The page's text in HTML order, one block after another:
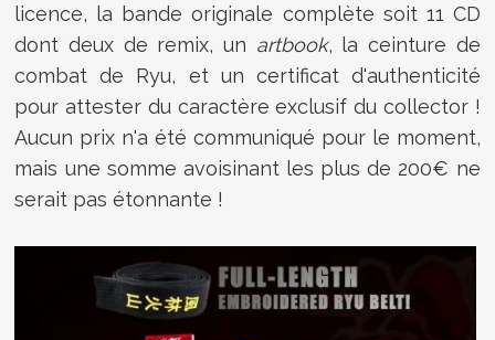
licence, la bande originale complète soit 11 CD
dont deux de remix, un artbook, la ceinture de
combat de Ryu, et un certificat d'authenticité
pour attester du caractère exclusif du collector !
Aucun prix n'a été communiqué pour le moment,
mais une somme avoisinant les plus de 200€ ne
serait pas étonnante !